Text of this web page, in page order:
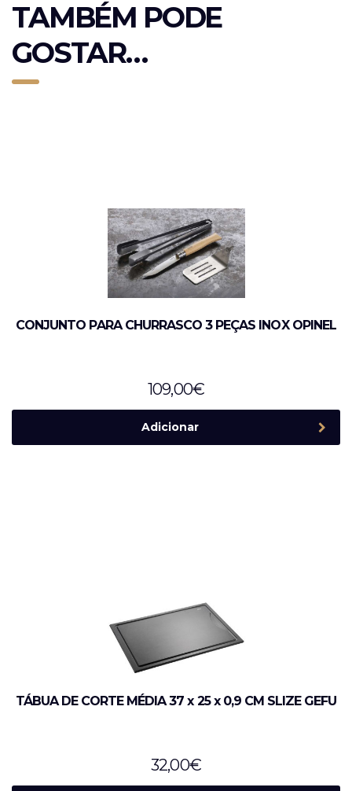
TAMBÉM PODE
GOSTAR…
CONJUNTO PARA CHURRASCO 3 PEÇAS INOX OPINEL
109,00€
Adicionar
TÁBUA DE CORTE MÉDIA 37 x 25 x 0,9 CM SLIZE GEFU
32,00€